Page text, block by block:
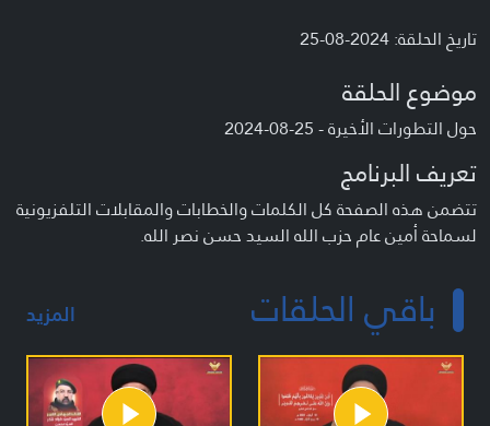
تاريخ الحلقة: 2024-08-25
موضوع الحلقة
حول التطورات الأخيرة - 25-08-2024
تعريف البرنامج
تتضمن هذه الصفحة كل الكلمات والخطابات والمقابلات التلفزيونية
لسماحة أمين عام حزب الله السيد حسن نصر الله.
باقي الحلقات المزيد